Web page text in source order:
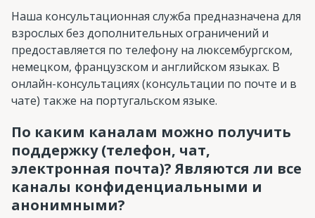
Наша консультационная служба предназначена для
взрослых без дополнительных ограничений и
предоставляется по телефону на люксембургском,
немецком, французском и английском языках. В
онлайн-консультациях (консультации по почте и в
чате) также на португальском языке.
По каким каналам можно получить
поддержку (телефон, чат,
электронная почта)? Являются ли все
каналы конфиденциальными и
анонимными?